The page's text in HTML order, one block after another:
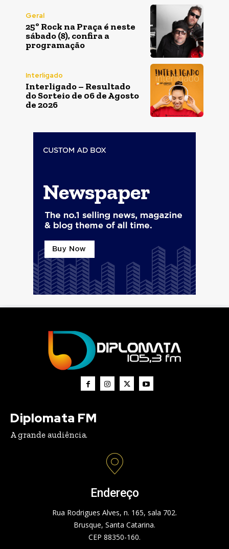
Geral
25º Rock na Praça é neste
sábado (8), confira a
programação
Interligado
Interligado – Resultado
do Sorteio de 06 de Agosto
de 2026
Diplomata FM
A grande audiência.
Endereço
Rua Rodrigues Alves, n. 165, sala 702.
Brusque, Santa Catarina.
CEP 88350-160.